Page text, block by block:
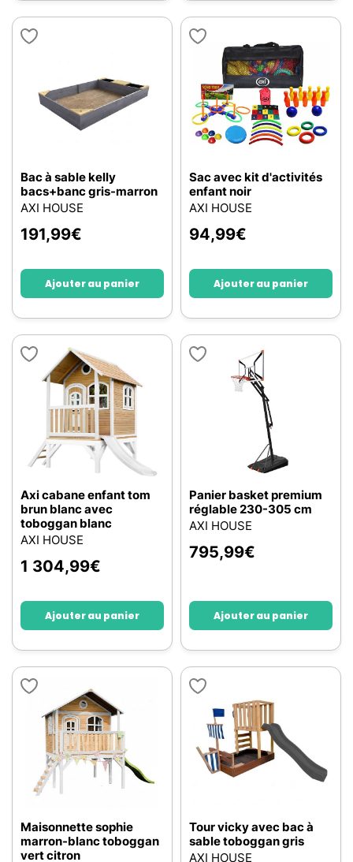
Bac à sable kelly
bacs+banc gris-marron
AXI HOUSE
191,99€
Ajouter au panier
Sac avec kit d'activités
enfant noir
AXI HOUSE
94,99€
Ajouter au panier
Axi cabane enfant tom
brun blanc avec
toboggan blanc
AXI HOUSE
1 304,99€
Ajouter au panier
Panier basket premium
réglable 230-305 cm
AXI HOUSE
795,99€
Ajouter au panier
Maisonnette sophie
marron-blanc toboggan
vert citron
Tour vicky avec bac à
sable toboggan gris
AXI HOUSE